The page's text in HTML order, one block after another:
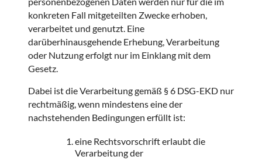
konkreten Fall mitgeteilten Zwecke erhoben,
verarbeitet und genutzt. Eine
darüberhinausgehende Erhebung, Verarbeitung
oder Nutzung erfolgt nur im Einklang mit dem
Gesetz.
Dabei ist die Verarbeitung gemäß § 6 DSG-EKD nur
rechtmäßig, wenn mindestens eine der
nachstehenden Bedingungen erfüllt ist:
eine Rechtsvorschrift erlaubt die
Verarbeitung der